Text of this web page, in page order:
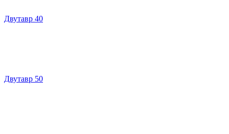
Двутавр 40
Двутавр 50